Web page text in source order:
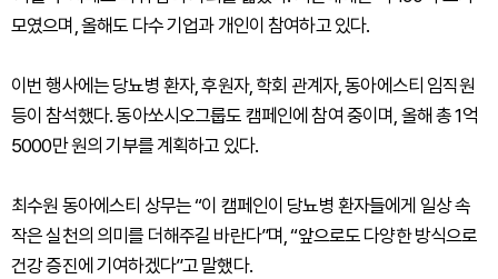
모였으며, 올해도 다수 기업과 개인이 참여하고 있다.
이번 행사에는 당뇨병 환자, 후원자, 학회 관계자, 동아에스티 임직원
등이 참석했다. 동아쏘시오그룹도 캠페인에 참여 중이며, 올해 총 1억
5000만 원의 기부를 계획하고 있다.
최수원 동아에스티 상무는 “이 캠페인이 당뇨병 환자들에게 일상 속
작은 실천의 의미를 더해주길 바란다”며, “앞으로도 다양한 방식으로
건강 증진에 기여하겠다”고 말했다.